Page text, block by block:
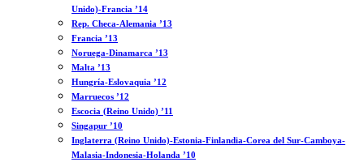
Unido)-Francia ’14
Rep. Checa-Alemania ’13
Francia ’13
Noruega-Dinamarca ’13
Malta ’13
Hungría-Eslovaquia ’12
Marruecos ’12
Escocia (Reino Unido) ’11
Singapur ’10
Inglaterra (Reino Unido)-Estonia-Finlandia-Corea del Sur-Camboya-
Malasia-Indonesia-Holanda ’10